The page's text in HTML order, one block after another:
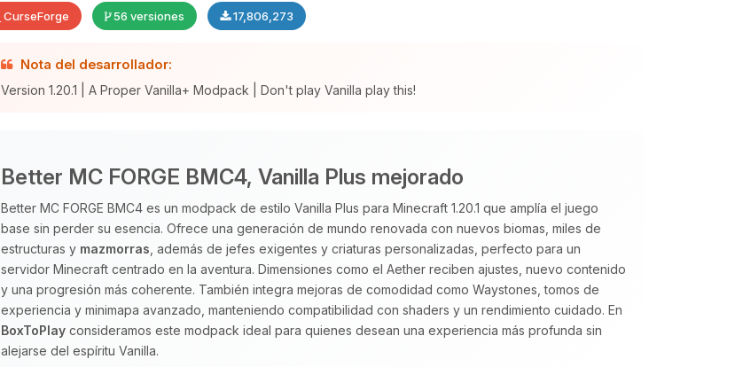
CurseForge 56 versiones 17,806,273
Nota del desarrollador:
Version 1.20.1 | A Proper Vanilla+ Modpack | Don't play Vanilla play this!
Better MC FORGE BMC4, Vanilla Plus mejorado
Better MC FORGE BMC4 es un modpack de estilo Vanilla Plus para Minecraft 1.20.1 que amplía el juego
base sin perder su esencia. Ofrece una generación de mundo renovada con nuevos biomas, miles de
estructuras y mazmorras , además de jefes exigentes y criaturas personalizadas, perfecto para un
servidor Minecraft centrado en la aventura. Dimensiones como el Aether reciben ajustes, nuevo contenido
y una progresión más coherente. También integra mejoras de comodidad como Waystones, tomos de
experiencia y minimapa avanzado, manteniendo compatibilidad con shaders y un rendimiento cuidado. En
BoxToPlay consideramos este modpack ideal para quienes desean una experiencia más profunda sin
alejarse del espíritu Vanilla.